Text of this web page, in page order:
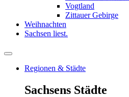
Vogtland
Zittauer Gebirge
Weihnachten
Sachsen liest.
Regionen & Städte
Sachsens Städte